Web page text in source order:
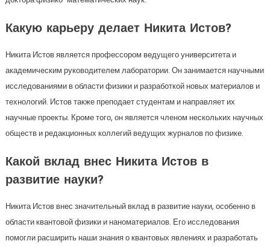
Какую карьеру делает Никита Истов?
Никита Истов является профессором ведущего университета и
академическим руководителем лаборатории. Он занимается научными
исследованиями в области физики и разработкой новых материалов и
технологий. Истов также преподает студентам и направляет их
научные проекты. Кроме того, он является членом нескольких научных
обществ и редакционных коллегий ведущих журналов по физике.
Какой вклад внес Никита Истов в
развитие науки?
Никита Истов внес значительный вклад в развитие науки, особенно в
области квантовой физики и наноматериалов. Его исследования
помогли расширить наши знания о квантовых явлениях и разработать